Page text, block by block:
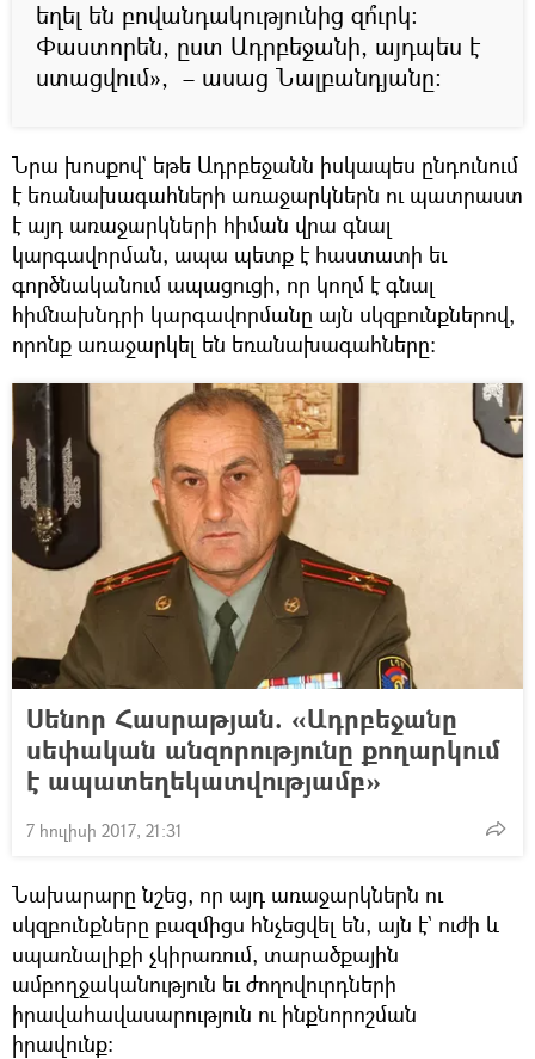
եղել են բովանդակությունից զո՞ւրկ։
Փաստորեն, ըստ Ադրբեջանի, այդպես է
ստացվում», – ասաց Նալբանդյանը։
Նրա խոսքով` եթե Ադրբեջանն իսկապես ընդունում
է եռանախագահների առաջարկներն ու պատրաստ
է այդ առաջարկների հիման վրա գնալ
կարգավորման, ապա պետք է հաստատի եւ
գործնականում ապացուցի, որ կողմ է գնալ
հիմնախնդրի կարգավորմանը այն սկզբունքներով,
որոնք առաջարկել են եռանախագահները։
Սենոր Հասրաթյան. «Ադրբեջանը
սեփական անզորությունը քողարկում
է ապատեղեկատվությամբ»
7 հուլիսի 2017, 21:31
Նախարարը նշեց, որ այդ առաջարկներն ու
սկզբունքները բազմիցս հնչեցվել են, այն է` ուժի և
սպառնալիքի չկիրառում, տարածքային
ամբողջականություն եւ ժողովուրդների
իրավահավասարություն ու ինքնորոշման
իրավունք։